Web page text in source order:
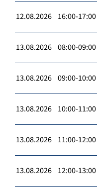
12.08.2026 16:00-17:00
13.08.2026 08:00-09:00
13.08.2026 09:00-10:00
13.08.2026 10:00-11:00
13.08.2026 11:00-12:00
13.08.2026 12:00-13:00